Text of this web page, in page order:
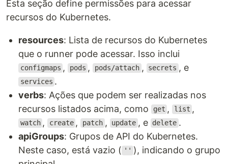
Esta seção define permissões para acessar
recursos do Kubernetes.
resources: Lista de recursos do Kubernetes
que o runner pode acessar. Isso inclui
configmaps , pods , pods/attach , secrets , e
services .
verbs: Ações que podem ser realizadas nos
recursos listados acima, como
get , list ,
watch , create , patch , update , e delete .
apiGroups: Grupos de API do Kubernetes.
Neste caso, está vazio ( '' ), indicando o grupo